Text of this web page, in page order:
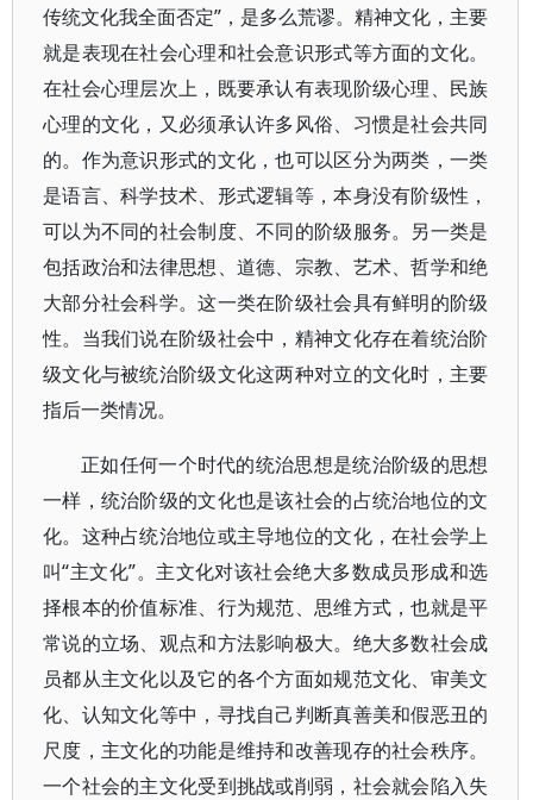
传统文化我全面否定”，是多么荒谬。精神文化，主要
就是表现在社会心理和社会意识形式等方面的文化。
在社会心理层次上，既要承认有表现阶级心理、民族
心理的文化，又必须承认许多风俗、习惯是社会共同
的。作为意识形式的文化，也可以区分为两类，一类
是语言、科学技术、形式逻辑等，本身没有阶级性，
可以为不同的社会制度、不同的阶级服务。另一类是
包括政治和法律思想、道德、宗教、艺术、哲学和绝
大部分社会科学。这一类在阶级社会具有鲜明的阶级
性。当我们说在阶级社会中，精神文化存在着统治阶
级文化与被统治阶级文化这两种对立的文化时，主要
指后一类情况。
正如任何一个时代的统治思想是统治阶级的思想
一样，统治阶级的文化也是该社会的占统治地位的文
化。这种占统治地位或主导地位的文化，在社会学上
叫“主文化”。主文化对该社会绝大多数成员形成和选
择根本的价值标准、行为规范、思维方式，也就是平
常说的立场、观点和方法影响极大。绝大多数社会成
员都从主文化以及它的各个方面如规范文化、审美文
化、认知文化等中，寻找自己判断真善美和假恶丑的
尺度，主文化的功能是维持和改善现存的社会秩序。
一个社会的主文化受到挑战或削弱，社会就会陷入失